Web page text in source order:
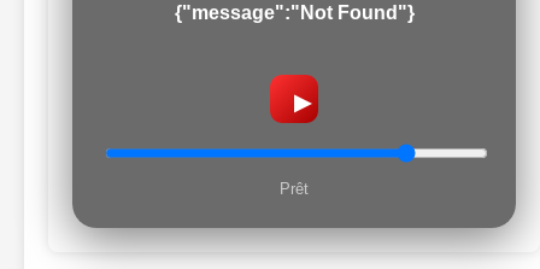
{"message":"Not Found"}
▶
Prêt